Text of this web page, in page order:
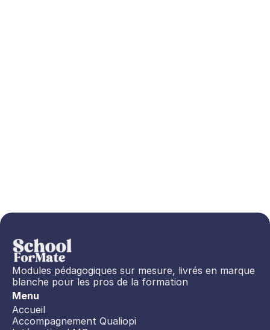
Modules pédagogiques sur mesure, livrés en marque
blanche pour les pros de la formation
Menu
Accueil
Accompagnement Qualiopi